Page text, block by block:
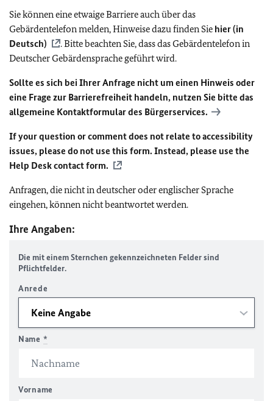
Sie können eine etwaige Barriere auch über das
Gebärdentelefon melden, Hinweise dazu finden Sie hier (in
Deutsch)
. Bitte beachten Sie, dass das Gebärdentelefon in
Deutscher Gebärdensprache geführt wird.
Sollte es sich bei Ihrer Anfrage nicht um einen Hinweis oder
eine Frage zur Barrierefreiheit handeln, nutzen Sie bitte das
allgemeine Kontaktformular des Bürgerservices.
If your question or comment does not relate to accessibility
issues, please do not use this form. Instead, please use the
Help Desk contact form.
Anfragen, die nicht in deutscher oder englischer Sprache
eingehen, können nicht beantwortet werden.
Ihre Angaben:
Die mit einem Sternchen gekennzeichneten Felder sind
Pflichtfelder.
Anrede
Name *
Vorname